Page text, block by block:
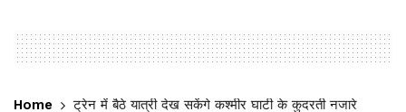
Home ट्रेन में बैठे यात्री देख सकेंगे कश्मीर घाटी के कुदरती नजारे